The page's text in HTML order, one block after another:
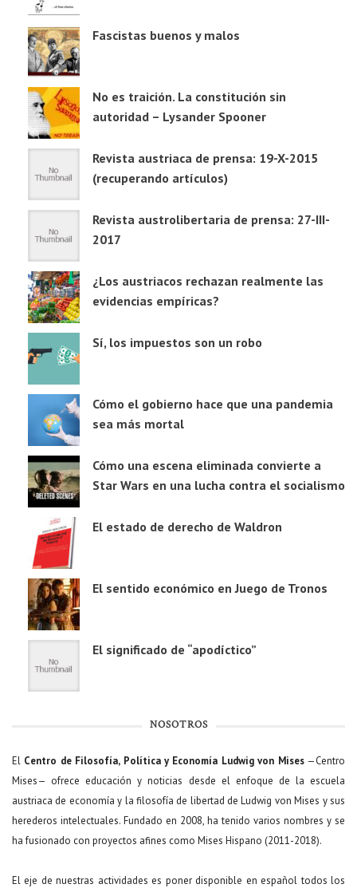
Fascistas buenos y malos
No es traición. La constitución sin
autoridad – Lysander Spooner
Revista austriaca de prensa: 19-X-2015
(recuperando artículos)
Revista austrolibertaria de prensa: 27-III-
2017
¿Los austriacos rechazan realmente las
evidencias empíricas?
Sí, los impuestos son un robo
Cómo el gobierno hace que una pandemia
sea más mortal
Cómo una escena eliminada convierte a
Star Wars en una lucha contra el socialismo
El estado de derecho de Waldron
El sentido económico en Juego de Tronos
El significado de “apodíctico”
NOSOTROS
El Centro de Filosofía, Política y Economía Ludwig von Mises—Centro
Mises— ofrece educación y noticias desde el enfoque de la escuela
austriaca de economía y la filosofía de libertad de Ludwig von Mises y sus
herederos intelectuales. Fundado en 2008, ha tenido varios nombres y se
ha fusionado con proyectos afines como Mises Hispano (2011-2018).
El eje de nuestras actividades es poner disponible en español todos los